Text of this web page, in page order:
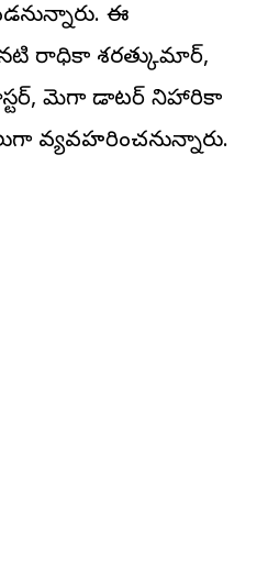
ఈ
నటి రాధికా శరత్కుమార్,
మెగా డాటర్ నిహారికా
వ్యవహరించనున్నారు.